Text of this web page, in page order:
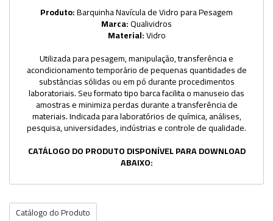
Produto:Barquinha Navícula de Vidro para Pesagem
Marca:Qualividros
Material:Vidro
Utilizada para pesagem, manipulação, transferência e
acondicionamento temporário de pequenas quantidades de
substâncias sólidas ou em pó durante procedimentos
laboratoriais. Seu formato tipo barca facilita o manuseio das
amostras e minimiza perdas durante a transferência de
materiais. Indicada para laboratórios de química, análises,
pesquisa, universidades, indústrias e controle de qualidade.
CATÁLOGO DO PRODUTO DISPONÍVEL PARA DOWNLOAD
ABAIXO:
Catálogo do Produto